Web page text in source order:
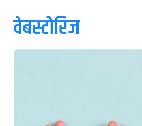
वेबस्टोरिज